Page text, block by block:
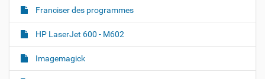
s
Franciser des programmes
HP LaserJet 600 - M602
Imagemagick